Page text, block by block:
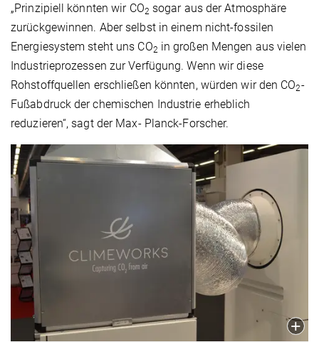
„Prinzipiell könnten wir CO2 sogar aus der Atmosphäre
zurückgewinnen. Aber selbst in einem nicht-fossilen
Energiesystem steht uns CO2 in großen Mengen aus vielen
Industrieprozessen zur Verfügung. Wenn wir diese
Rohstoffquellen erschließen könnten, würden wir den CO2-
Fußabdruck der chemischen Industrie erheblich
reduzieren“, sagt der Max- Planck-Forscher.